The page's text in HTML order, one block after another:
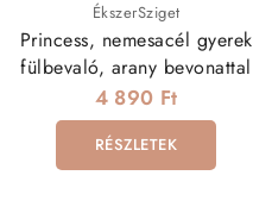
ÉkszerSziget
Princess, nemesacél gyerek
fülbevaló, arany bevonattal
4 890 Ft
RÉSZLETEK